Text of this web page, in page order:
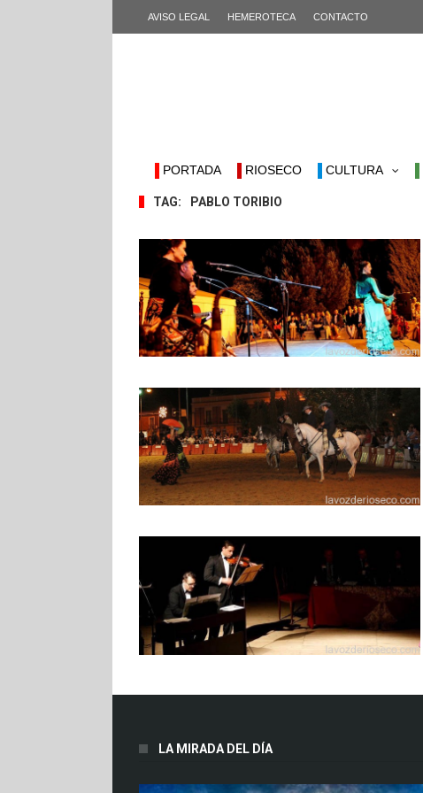
AVISO LEGAL HEMEROTECA CONTACTO
PORTADA RIOSECO CULTURA
TAG: PABLO TORIBIO
LA MIRADA DEL DÍA